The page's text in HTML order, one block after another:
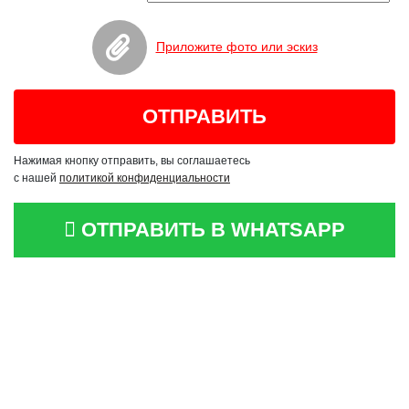
Приложите фото или эскиз
Нажимая кнопку отправить, вы соглашаетесь
с нашей политикой конфиденциальности
ОТПРАВИТЬ В WHATSAPP